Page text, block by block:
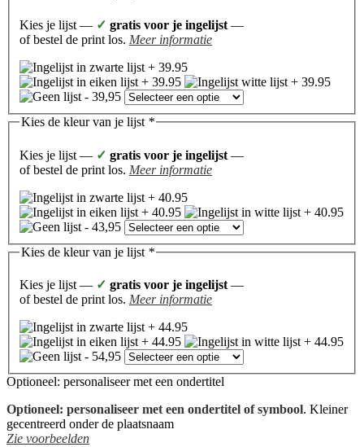
Kies je lijst — ✓ gratis voor je ingelijst —
of bestel de print los. Meer informatie
Kies de kleur van je lijst *
Kies je lijst — ✓ gratis voor je ingelijst —
of bestel de print los. Meer informatie
Kies de kleur van je lijst *
Kies je lijst — ✓ gratis voor je ingelijst—
of bestel de print los. Meer informatie
Optioneel: personaliseer met een ondertitel
Optioneel: personaliseer met een ondertitel of symbool. Kleiner
gecentreerd onder de plaatsnaam
Zie voorbeelden